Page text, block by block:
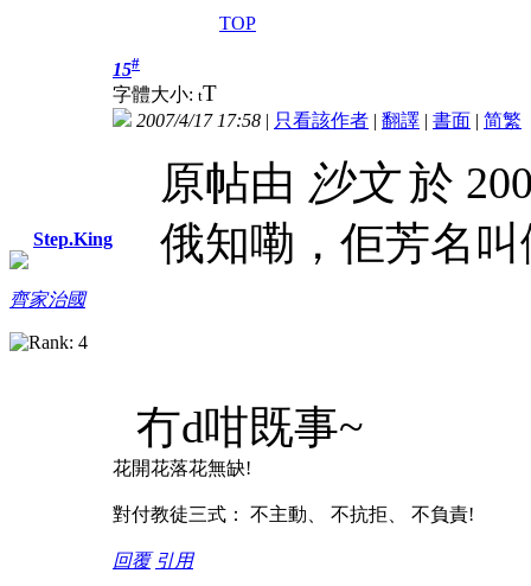
TOP
Step.King
齊家治國
15#
字體大小: tT
2007/4/17 17:58 | 只看該作者 | 翻譯 | 書面 | 简繁
原帖由 沙文於
俄知嘞，佢芳名
冇d咁既事~
花開花落花無缺!
對付教徒三式： 不主動、 不抗拒、 不負責!
回覆 引用